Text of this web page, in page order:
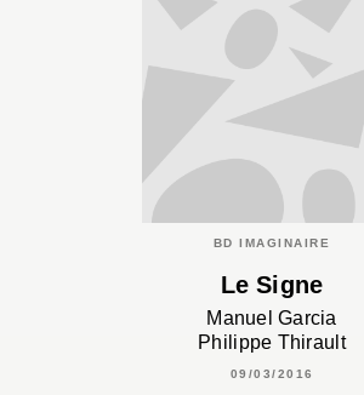
BD IMAGINAIRE
Le Signe
Manuel Garcia
Philippe Thirault
09/03/2016